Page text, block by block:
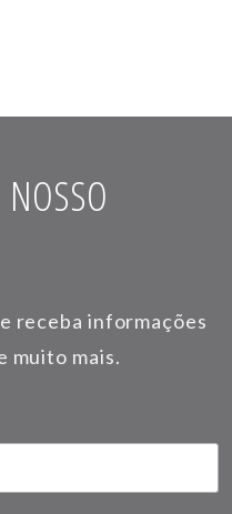
NOSSO
receba informações
muito mais.